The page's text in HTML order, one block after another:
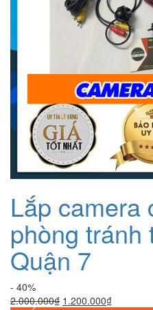
Lắp camera
phòng tránh
Quận 7
- 40%
2.000.000₫ Giá
1.200.000₫Giá